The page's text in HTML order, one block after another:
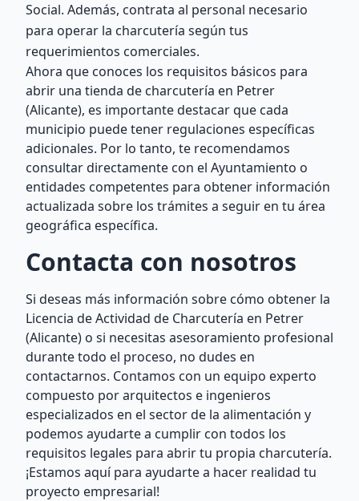
Social. Además, contrata al personal necesario
para operar la charcutería según tus
requerimientos comerciales.
Ahora que conoces los requisitos básicos para
abrir una tienda de charcutería en Petrer
(Alicante), es importante destacar que cada
municipio puede tener regulaciones específicas
adicionales. Por lo tanto, te recomendamos
consultar directamente con el Ayuntamiento o
entidades competentes para obtener información
actualizada sobre los trámites a seguir en tu área
geográfica específica.
Contacta con nosotros
Si deseas más información sobre cómo obtener la
Licencia de Actividad de Charcutería en Petrer
(Alicante) o si necesitas asesoramiento profesional
durante todo el proceso, no dudes en
contactarnos. Contamos con un equipo experto
compuesto por arquitectos e ingenieros
especializados en el sector de la alimentación y
podemos ayudarte a cumplir con todos los
requisitos legales para abrir tu propia charcutería.
¡Estamos aquí para ayudarte a hacer realidad tu
proyecto empresarial!